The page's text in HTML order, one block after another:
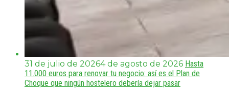
31 de julio de 20264 de agosto de 2026 Hasta
11.000 euros para renovar tu negocio: así es el Plan de
Choque que ningún hostelero debería dejar pasar